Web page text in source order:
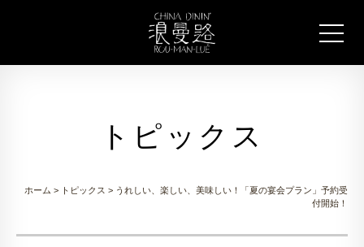
トピックス
ホーム > トピックス > うれしい、楽しい、美味しい！「夏の宴会プラン」予約受
付開始！